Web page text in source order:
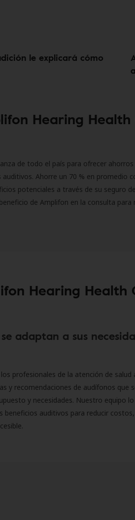
le explicará cómo
Hearing Health
de todo el país para ofrecer ahorros
Ahorre un 70 % en promedio
potenciales a través de su seguro
de Amplifon en la consulta para
Hearing Health
adaptan a sus
profesionales de la atención de salud
y recomendaciones de audífonos que
y necesidades. Nuestro equipo
beneficios auditivos para reducir